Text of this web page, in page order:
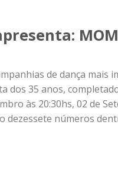
de dança mais
dos 35 anos,
às 20:30hs, 02 de
dezessete números